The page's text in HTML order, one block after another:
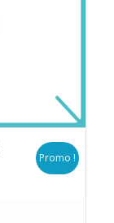
Promo !